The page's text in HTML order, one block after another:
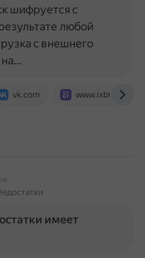
vk.com www.ixbt.com
шифруется с
любой
с внешнего
на…
имеет